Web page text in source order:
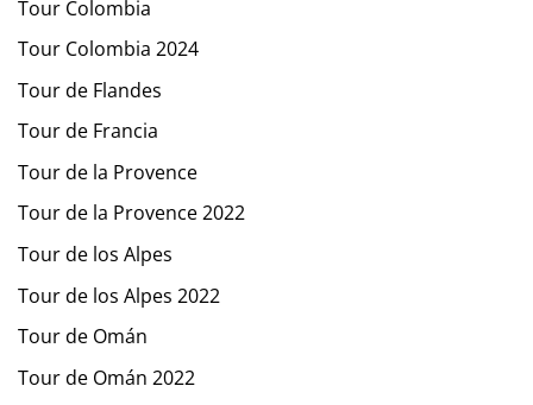
Tour Colombia
Tour Colombia 2024
Tour de Flandes
Tour de Francia
Tour de la Provence
Tour de la Provence 2022
Tour de los Alpes
Tour de los Alpes 2022
Tour de Omán
Tour de Omán 2022